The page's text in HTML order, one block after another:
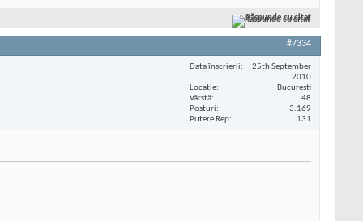
Răspunde cu citat
#7334
Data înscrierii
25th September
2010
Locaţie
Bucuresti
Vârstă
48
Posturi
3.169
Putere Rep
131